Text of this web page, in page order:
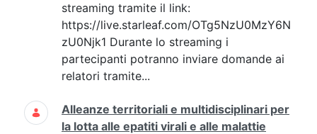
streaming tramite il link:
https://live.starleaf.com/OTg5NzU0MzY6N
zU0Njk1 Durante lo streaming i
partecipanti potranno inviare domande ai
relatori tramite...
Alleanze territoriali e multidisciplinari per
la lotta alle epatiti virali e alle malattie